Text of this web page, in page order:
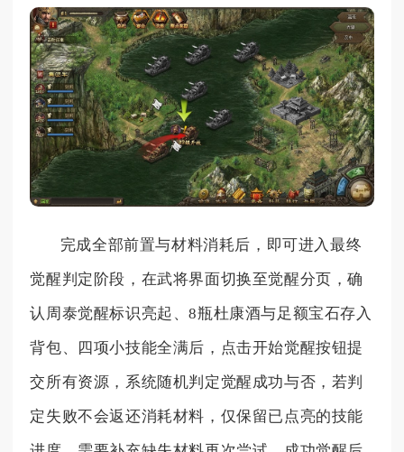
完成全部前置与材料消耗后，即可进入最终
觉醒判定阶段，在武将界面切换至觉醒分页，确
认周泰觉醒标识亮起、8瓶杜康酒与足额宝石存入
背包、四项小技能全满后，点击开始觉醒按钮提
交所有资源，系统随机判定觉醒成功与否，若判
定失败不会返还消耗材料，仅保留已点亮的技能